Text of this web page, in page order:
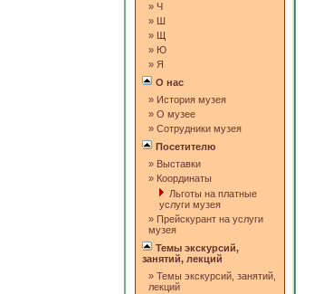
» Ч
»
»
» Ю
» Я
О нас
» История музея
» О музее
» Сотрудники музея
Посетителю
» Выставки
» Координаты
Льготы на платные
услуги музея
» Прейскурант на услуги
музея
Темы экскурсий,
занятий, лекций
» Темы экскурсий, занятий,
лекций